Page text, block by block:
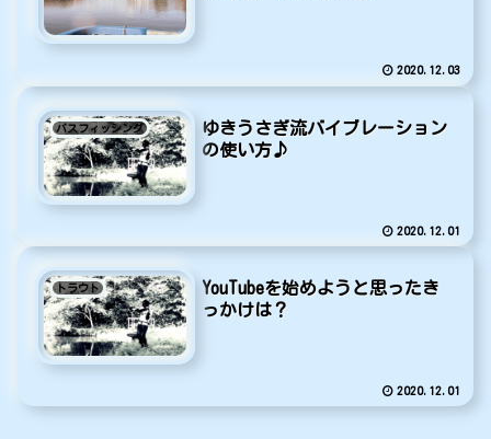
2020.12.03
バスフィッシング
ゆきうさぎ流バイブレーション
の使い方♪
2020.12.01
トラウト
YouTubeを始めようと思ったき
っかけは？
2020.12.01